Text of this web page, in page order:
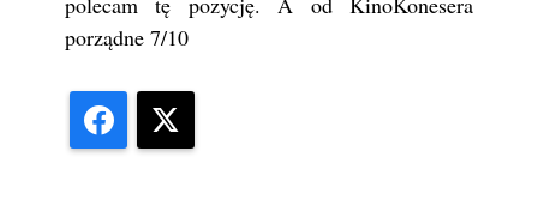
porządne 7/10
Facebook